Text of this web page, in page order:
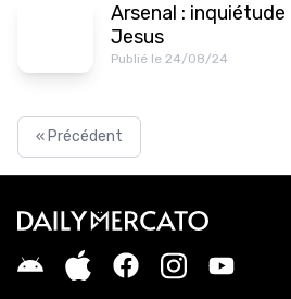
Arsenal :
Jesus
Publié le 24/08/24
« Précédent